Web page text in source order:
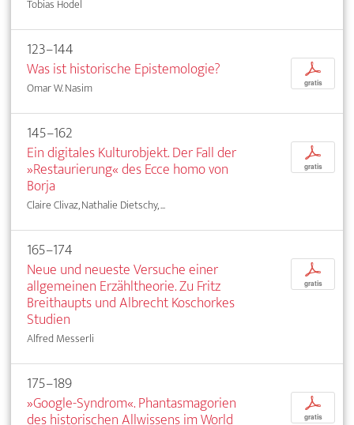
Tobias Hodel
123–144
Was ist historische Epistemologie?
Omar W. Nasim
p
gratis
145–162
Ein digitales Kulturobjekt. Der Fall der
»Restaurierung« des Ecce homo von
Borja
Claire Clivaz, Nathalie Dietschy, ...
p
gratis
165–174
Neue und neueste Versuche einer
allgemeinen Erzähltheorie. Zu Fritz
Breithaupts und Albrecht Koschorkes
Studien
Alfred Messerli
p
gratis
175–189
»Google-Syndrom«. Phantasmagorien
des historischen Allwissens im World
p
gratis